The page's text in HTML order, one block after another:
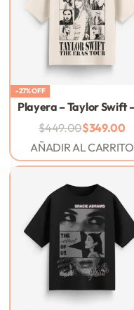
-27% OFF
$449.00$349.00
AÑADIR AL CARRITO